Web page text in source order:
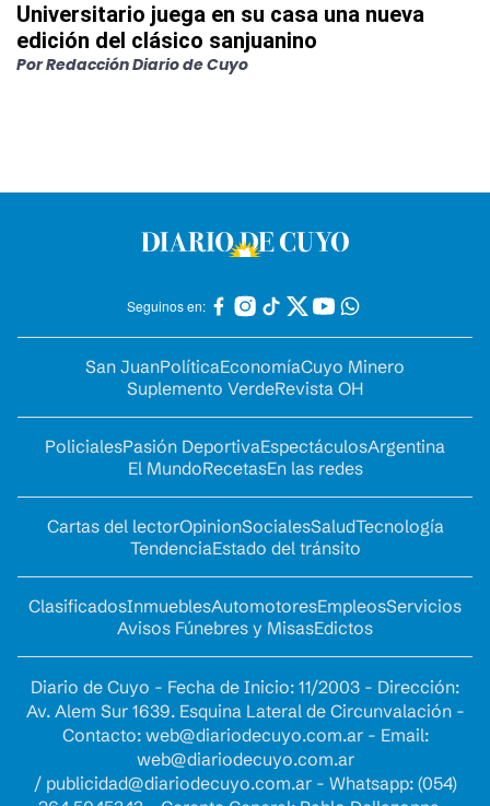
Universitario juega en su casa una nueva
edición del clásico sanjuanino
PorRedacción Diario de Cuyo
Seguinos en:
San JuanPolíticaEconomíaCuyo Minero
Suplemento VerdeRevista OH
PolicialesPasión DeportivaEspectáculosArgentina
El MundoRecetasEn las redes
Cartas del lectorOpinionSocialesSaludTecnología
TendenciaEstado del tránsito
ClasificadosInmueblesAutomotoresEmpleosServicios
Avisos Fúnebres y MisasEdictos
Diario de Cuyo - Fecha de Inicio: 11/2003 - Dirección:
Av. Alem Sur 1639. Esquina Lateral de Circunvalación -
Contacto: web@diariodecuyo.com.ar- Email:
web@diariodecuyo.com.ar
/ publicidad@diariodecuyo.com.ar- Whatsapp: (054)